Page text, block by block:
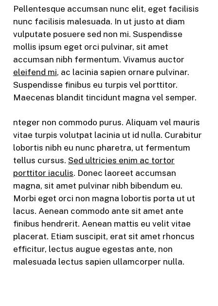
Pellentesque accumsan nunc elit, eget facilisis
nunc facilisis malesuada. In ut justo at diam
vulputate posuere sed non mi. Suspendisse
mollis ipsum eget orci pulvinar, sit amet
accumsan nibh fermentum. Vivamus auctor
eleifend mi, ac lacinia sapien ornare pulvinar.
Suspendisse finibus eu turpis vel porttitor.
Maecenas blandit tincidunt magna vel semper.
nteger non commodo purus. Aliquam vel mauris
vitae turpis volutpat lacinia ut id nulla. Curabitur
lobortis nibh eu nunc pharetra, ut fermentum
tellus cursus. Sed ultricies enim ac tortor
porttitor iaculis. Donec laoreet accumsan
magna, sit amet pulvinar nibh bibendum eu.
Morbi eget orci non magna lobortis porta ut ut
lacus. Aenean commodo ante sit amet ante
finibus hendrerit. Aenean mattis eu velit vitae
placerat. Etiam suscipit, erat sit amet rhoncus
efficitur, lectus augue egestas ante, non
malesuada lectus sapien ullamcorper nulla.